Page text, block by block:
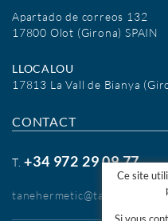
Apartado de correos 132
17800 Olot (Girona) SPAIN
LLOCALOU
17813 La Vall de Bianya
CONTACT
T.+34 972 29 09 77
Ce site